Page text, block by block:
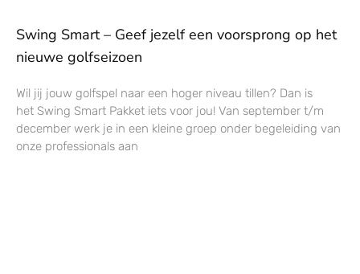
Swing Smart – Geef jezelf een voorsprong op het
nieuwe golfseizoen
Wil jij jouw golfspel naar een hoger niveau tillen? Dan is
het Swing Smart Pakket iets voor jou! Van september t/m
december werk je in een kleine groep onder begeleiding van
onze professionals aan